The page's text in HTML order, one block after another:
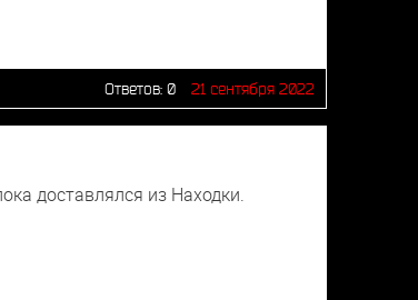
Ответов: 0 21 сентября 2022
доставлялся из Находки.